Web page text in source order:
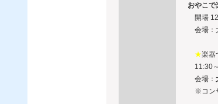
おやこ
開場
会場：
★楽器
11:30
会場：
※コン